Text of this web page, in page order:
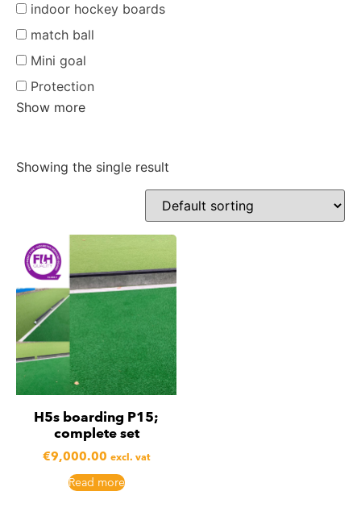
indoor hockey boards
match ball
Mini goal
Protection
Show more
Showing the single result
H5s boarding P15;
complete set
€9,000.00 excl. vat
Read more